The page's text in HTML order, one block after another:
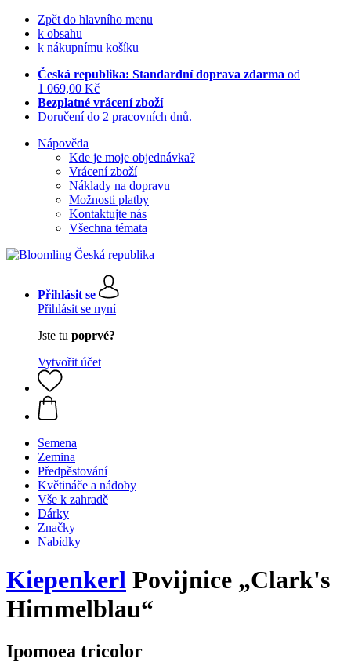
Zpět do hlavního menu
k obsahu
k nákupnímu košíku
Česká republika: Standardní doprava zdarma od
1 069,00 Kč
Bezplatné vrácení zboží
Doručení do 2 pracovních dnů.
Nápověda
Kde je moje objednávka?
Vrácení zboží
Náklady na dopravu
Možnosti platby
Kontaktujte nás
Všechna témata
Přihlásit se
Přihlásit se nyní
Jste tu poprvé?
Vytvořit účet
Semena
Zemina
Předpěstování
Květináče a nádoby
Vše k zahradě
Dárky
Značky
Nabídky
Kiepenkerl Povijnice „Clark's
Himmelblau“
Ipomoea tricolor